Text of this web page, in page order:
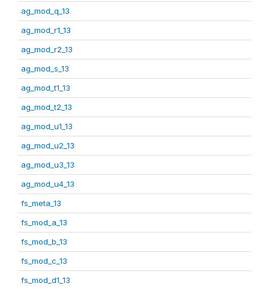
ag_mod_q_13
ag_mod_r1_13
ag_mod_r2_13
ag_mod_s_13
ag_mod_t1_13
ag_mod_t2_13
ag_mod_u1_13
ag_mod_u2_13
ag_mod_u3_13
ag_mod_u4_13
fs_meta_13
fs_mod_a_13
fs_mod_b_13
fs_mod_c_13
fs_mod_d1_13